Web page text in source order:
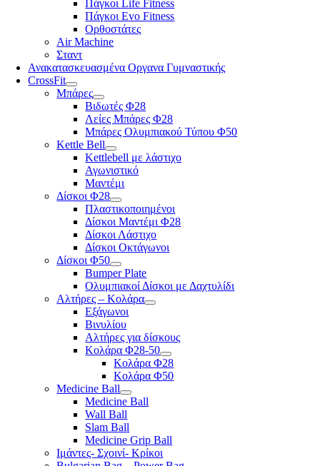
Πάγκοι Life Fitness
Πάγκοι Evo Fitness
Ορθοστάτες
Air Machine
Σταντ
Ανακατασκευασμένα Οργανα Γυμναστικής
CrossFit
Μπάρες
Βιδωτές Φ28
Λείες Μπάρες Φ28
Μπάρες Ολυμπιακού Τύπου Φ50
Kettle Bell
Kettlebell με λάστιχο
Αγωνιστικό
Μαντέμι
Δίσκοι Φ28
Πλαστικοποιημένοι
Δίσκοι Μαντέμι Φ28
Δίσκοι Λάστιχο
Δίσκοι Οκτάγωνοι
Δίσκοι Φ50
Bumper Plate
Ολυμπιακοί Δίσκοι με Δαχτυλίδι
Αλτήρες – Κολάρα
Εξάγωνοι
Βινυλίου
Αλτήρες για δίσκους
Κολάρα Φ28-50
Κολάρα Φ28
Κολάρα Φ50
Medicine Ball
Medicine Ball
Wall Ball
Slam Ball
Medicine Grip Ball
Ιμάντες- Σχοινί- Κρίκοι